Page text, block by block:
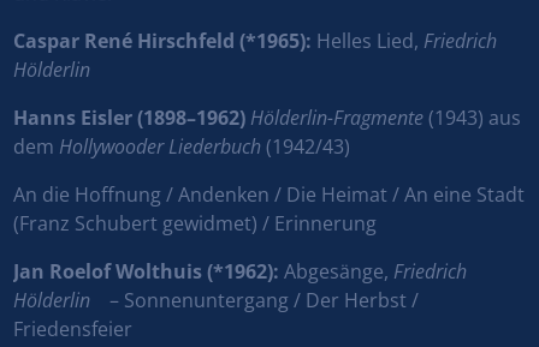
Caspar René Hirschfeld (*1965): Helles Lied, Friedrich
Hölderlin
Hanns Eisler (1898–1962) Hölderlin-Fragmente(1943) aus
dem Hollywooder Liederbuch(1942/43)
An die Hoffnung / Andenken / Die Heimat / An eine Stadt
(Franz Schubert gewidmet) / Erinnerung
Jan Roelof Wolthuis (*1962):Abgesänge, Friedrich
Hölderlin – Sonnenuntergang / Der Herbst /
Friedensfeier